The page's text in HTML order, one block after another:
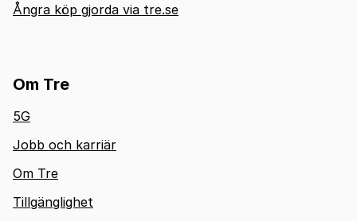
Ångra köp gjorda via tre.se
Om Tre
5G
Jobb och karriär
Om Tre
Tillgänglighet